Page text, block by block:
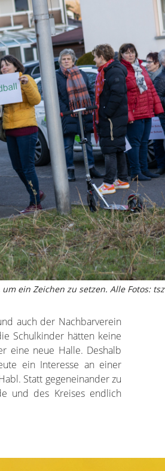
ein Zeichen zu setzen. Alle Fotos: tsz
auch der Nachbarverein
Schulkinder hätten keine
eine neue Halle. Deshalb
ein Interesse an einer
Statt gegeneinander zu
und des Kreises endlich